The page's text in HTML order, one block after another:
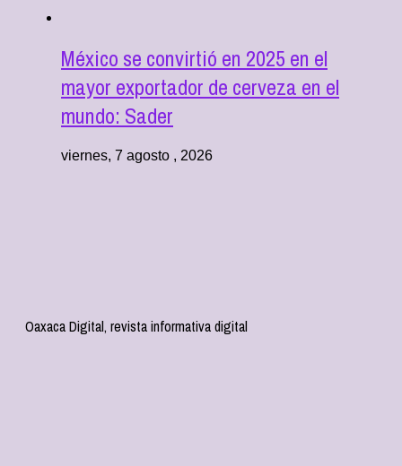
México se convirtió en 2025 en el
mayor exportador de cerveza en el
mundo: Sader
viernes, 7 agosto , 2026
Oaxaca Digital, revista informativa digital